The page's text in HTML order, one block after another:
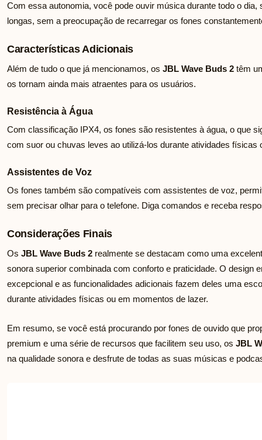
Com essa autonomia, você pode ouvir música durante todo o
longas, sem a preocupação de recarregar os fones
Características Adicionais
Além de tudo o que já mencionamos, os JBL Wave Buds 2 têm
os tornam ainda mais atraentes para os usuários.
Resistência à Água
Com classificação IPX4, os fones são resistentes à água, o que
com suor ou chuvas leves ao utilizá-los durante atividades físicas
Assistentes de Voz
Os fones também são compatíveis com assistentes de voz,
sem precisar olhar para o telefone. Diga comandos e receba
Considerações Finais
Os JBL Wave Buds 2 realmente se destacam como uma
sonora superior combinada com conforto e praticidade. O design
excepcional e as funcionalidades adicionais fazem deles uma
durante atividades físicas ou em momentos de lazer.
Em resumo, se você está procurando por fones de ouvido que
premium e uma série de recursos que facilitem seu uso, os JBL
na qualidade sonora e desfrute de todas as suas músicas e